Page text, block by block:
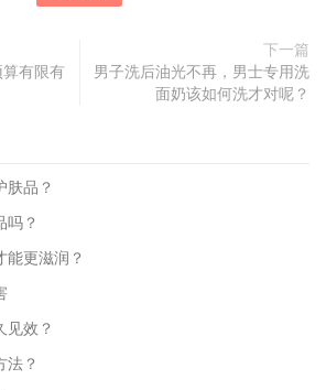
有限有
下一篇
男子洗后油光不再，男士专用洗
面奶该如何洗才对呢？
肤品？
吗？
能更滋润？
见效？
法？